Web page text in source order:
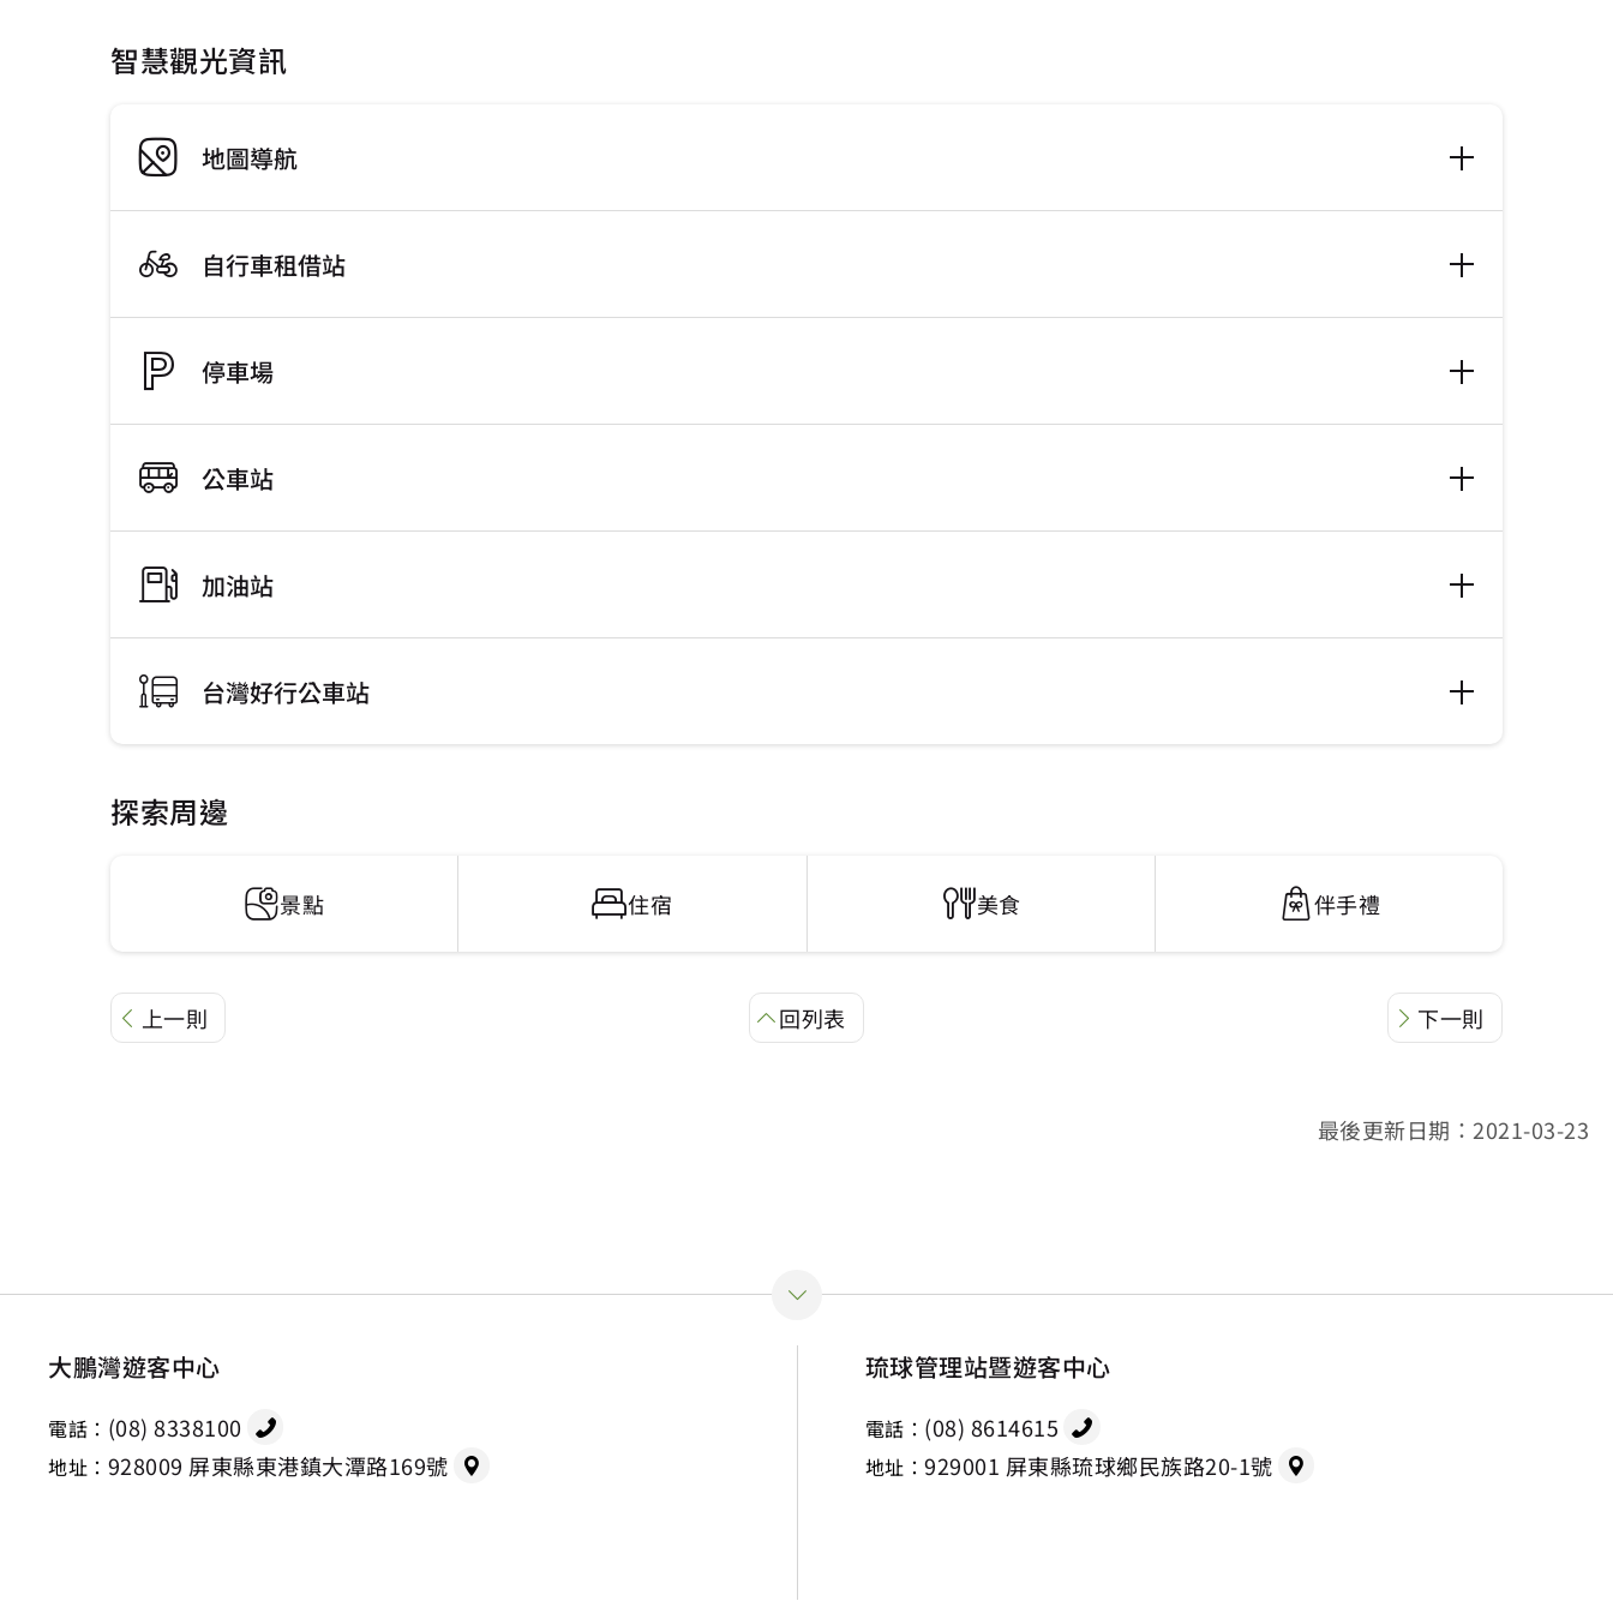
智慧觀光資訊
地圖導航
自行車租借站
停車場
公車站
加油站
台灣好行公車站
探索周邊
景點 住宿 美食 伴手禮
上一則 回列表 下一則
最後更新日期：2021-03-23
大鵬灣遊客中心
電話： (08) 8338100
地址： 928009 屏東縣東港鎮大潭路169號
琉球管理站暨遊客中心
電話： (08) 8614615
地址： 929001 屏東縣琉球鄉民族路20-1號